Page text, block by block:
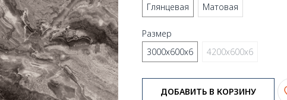
Глянцевая
Матовая
Размер
3000х600х6
4200х600х6
ДОБАВИТЬ В КОРЗИНУ